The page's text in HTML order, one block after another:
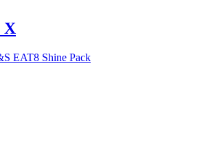
X
EAT8 Shine Pack